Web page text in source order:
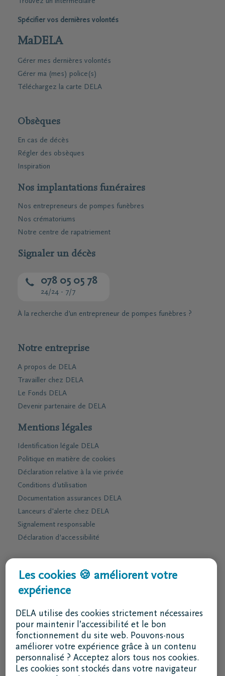
Spécifier vos dernières volontés
MaDELA
Gérer mes dernières volontés
Gérer ma (mes) police(s)
Téléchargez la carte DELA
Obsèques
En cas de décès
Régler des obsèques
Inspiration
Nos implantations funéraires
Nos entrepreneurs de pompes funèbres
Nos crématoriums
Notre centre de rapatriement
Signaler un décès
078 05 05 78
24/24 - 7/7
À la recherche d’un entrepreneur de pompes funèbres ?
Notre entreprise
A propos de DELA
Travailler chez DELA
Le Fonds DELA
Devenir partenaire de DELA
Mentions légales
Identification légale DELA
Politique en matière de cookies
Déclaration relative à la vie privée
Conditions d'utilisation
Documentation assurances DELA
Lanceurs d'alerte chez DELA
Signalement responsable
Déclaration d’accessibilité
Services & contact
J'ai une question
Je souhaite une brochure par la poste
02 800 87 87
lu - ve 8h30 - 17h
Les cookies 🍪 améliorent votre
expérience
DELA utilise des cookies strictement nécessaires
pour maintenir l’accessibilité et le bon
fonctionnement du site web. Pouvons-nous
améliorer votre expérience grâce à un contenu
personnalisé ? Acceptez alors tous nos cookies.
Les cookies sont stockés dans votre navigateur